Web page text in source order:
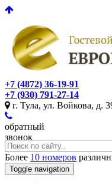
+7 (4872) 36-19-91
+7 (930) 791-27-14
г. Тула, ул. Войкова, д.
обратный
звонок
Более 10 номеров
Toggle navigation